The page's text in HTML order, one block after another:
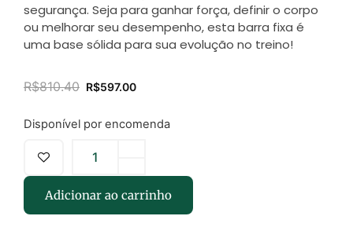
segurança. Seja para ganhar força, definir o corpo
ou melhorar seu desempenho, esta barra fixa é
uma base sólida para sua evolução no treino!
R$810.40 R$597.00
Disponível por encomenda
Adicionar ao carrinho